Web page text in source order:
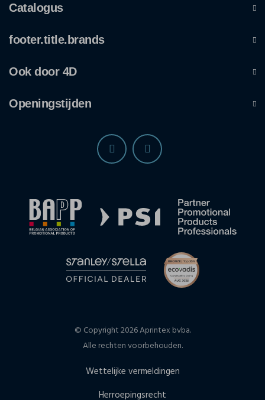
Catalogus
footer.title.brands
Ook door 4D
Openingstijden
© Copyright 2026 Aprintex bvba.
Alle rechten voorbehouden.
Wettelijke vermeldingen
Herroepingsrecht